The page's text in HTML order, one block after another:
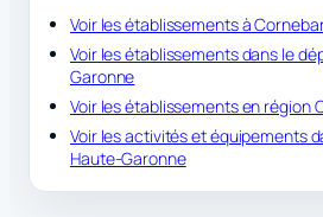
Voir les établissements à
Voir les établissements dans le
Garonne
Voir les établissements en région
Voir les activités et équipements
Haute-Garonne